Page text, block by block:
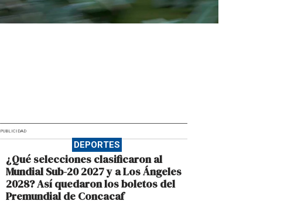
PUBLICIDAD
DEPORTES
¿Qué selecciones clasificaron al
Mundial Sub-20 2027 y a Los Ángeles
2028? Así quedaron los boletos del
Premundial de Concacaf